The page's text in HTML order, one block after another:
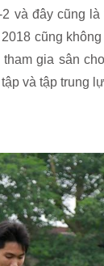
và đây cũng
cũng
gia sân
và tập trung